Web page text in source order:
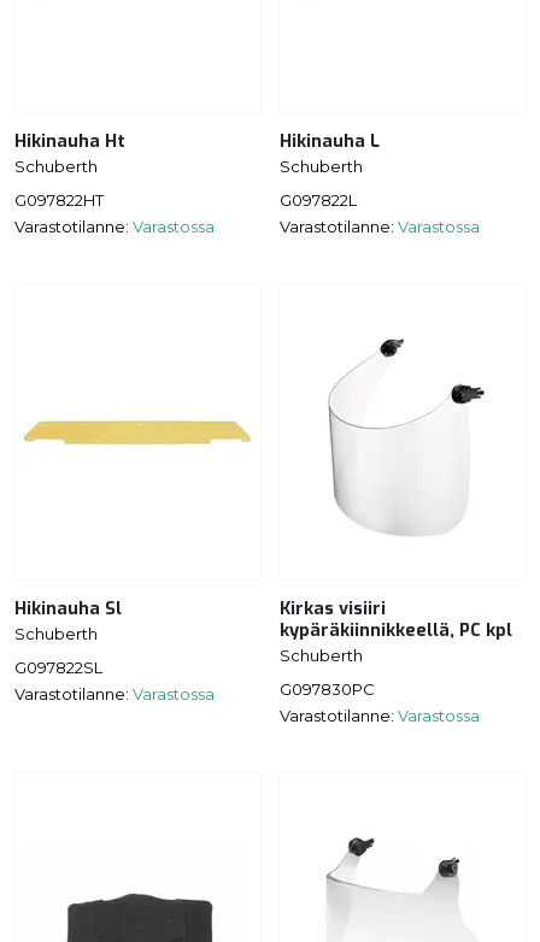
Hikinauha Ht
Schuberth
G097822HT
Varastotilanne: Varastossa
Hikinauha L
Schuberth
G097822L
Varastotilanne: Varastossa
Hikinauha Sl
Schuberth
G097822SL
Varastotilanne: Varastossa
Kirkas visiiri
kypäräkiinnikkeellä, PC kpl
Schuberth
G097830PC
Varastotilanne: Varastossa